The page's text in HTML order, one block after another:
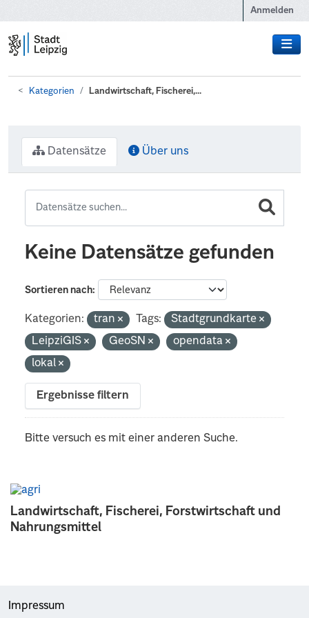
Anmelden
Kategorien Landwirtschaft, Fischerei,...
Landwirtschaft, Fischerei, Forstwirtschaft und
Nahrungsmittel
Datensätze Über uns
Keine Datensätze gefunden
Sortieren nach
Kategorien: tran Tags:
Stadtgrundkarte
LeipziGIS
GeoSN
opendata
lokal
Ergebnisse filtern
Bitte versuch es mit einer anderen Suche.
Impressum